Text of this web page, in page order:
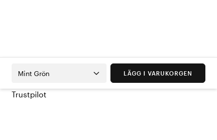
Mint Grön LÄGG I VARUKORGEN
Trustpilot